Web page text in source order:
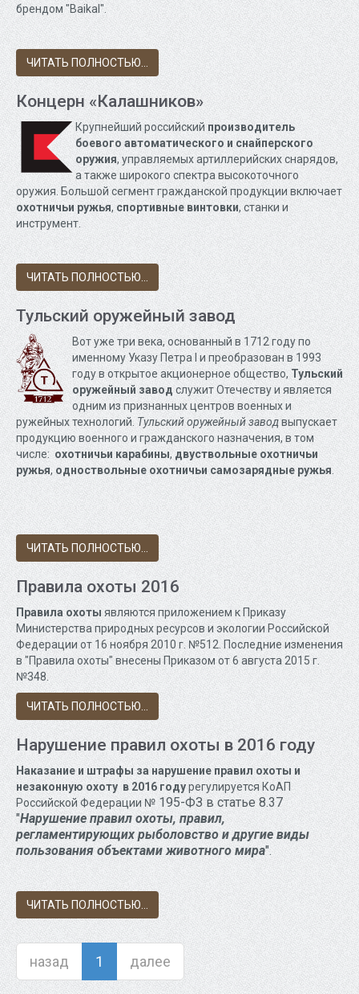
брендом "Baikal".
ЧИТАТЬ ПОЛНОСТЬЮ...
Концерн «Калашников»
Крупнейший российскийпроизводитель
боевого автоматического и снайперского
оружия, управляемых артиллерийских снарядов,
а также широкого спектра высокоточного
оружия. Большой сегмент гражданской продукции включает
охотничьи ружья,спортивные винтовки, станки и
инструмент.
ЧИТАТЬ ПОЛНОСТЬЮ...
Тульский оружейный завод
Вот уже три века, основанный в 1712 году по
именному Указу Петра I и преобразован в 1993
году в открытое акционерное общество,Тульский
оружейный заводслужит Отечеству и является
одним из признанных центров военных и
ружейных технологий. Тульский оружейный заводвыпускает
продукцию военного и гражданского назначения, в том
числе:охотничьи карабины,двуствольные охотничьи
ружья,одноствольные охотничьи самозарядные ружья.
ЧИТАТЬ ПОЛНОСТЬЮ...
Правила охоты 2016
Правила охотыявляются приложением к Приказу
Министерства природных ресурсов и экологии Российской
Федерации от 16 ноября 2010 г. №512. Последние изменения
в "Правила охоты" внесены Приказом от 6 августа 2015 г.
№348.
ЧИТАТЬ ПОЛНОСТЬЮ...
Нарушение правил охоты в 2016 году
Наказание и штрафы за нарушение правил охоты и
незаконную охоту в 2016 годурегулируется КоАП
Российской Федерации №195-ФЗвстатье 8.37
"Нарушение правил охоты, правил,
регламентирующих рыболовство и другие виды
пользования объектами животного мира".
ЧИТАТЬ ПОЛНОСТЬЮ...
назад 1 далее